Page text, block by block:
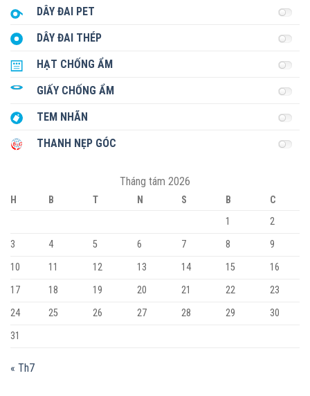
DÂY ĐAI PET
DÂY ĐAI THÉP
HẠT CHỐNG ẨM
GIẤY CHỐNG ẨM
TEM NHÃN
THANH NẸP GÓC
Tháng tám 2026
H B T N S B
C
1
2
3
4 5 6 7 8
9
10
11 12 13 14 15
16
17
18 19 20 21 22
23
24
25 26 27 28 29
30
31
« Th7